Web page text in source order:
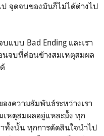
จุดจบของมันก็ไม่ได้ต่างไป
แบบ Bad Ending และเรา
นจบที่ค่อนข้างสมเหตุสมผล
ความสัมพันธ์ระหว่างเรา
เหตุสมผลอยู่แหละมั้ง ทุก
ทั้งนั้น ทุกการตัดสินใจนำไป